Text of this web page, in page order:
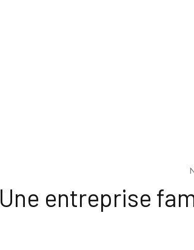
Une entreprise